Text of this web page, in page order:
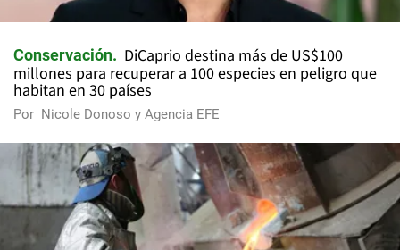
Conservación
DiCaprio destina más de US$100
millones para recuperar a 100 especies en peligro que
habitan en 30 países
Por Nicole Donoso y Agencia EFE